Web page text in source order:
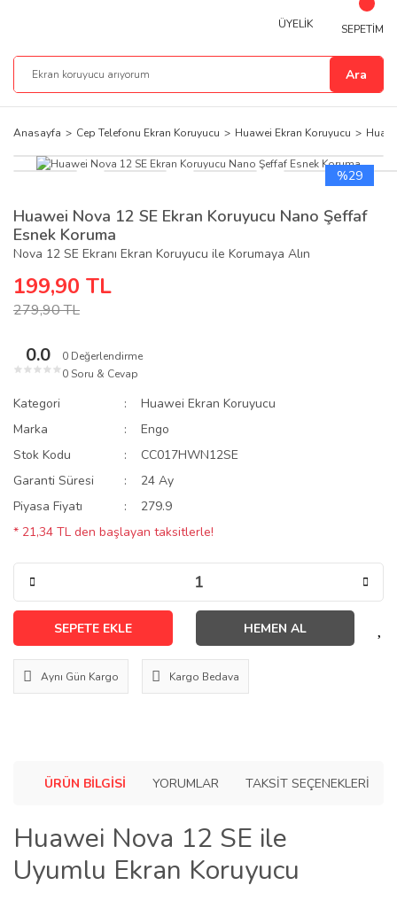
Ara
ÜYELİK SEPETİM
Anasayfa Cep Telefonu Ekran Koruyucu Huawei Ekran Koruyucu
%29
Huawei Nova 12 SE Ekran Koruyucu Nano Şeffaf
Esnek Koruma
Nova 12 SE Ekranı Ekran Koruyucu ile Korumaya Alın
199,90 TL
279,90 TL
0.0
★ ★ ★ ★ ★
0 Değerlendirme
0 Soru & Cevap
Kategori
Huawei Ekran Koruyucu
Marka
Engo
Stok Kodu
CC017HWN12SE
Garanti Süresi
24 Ay
Piyasa Fiyatı
279.9
* 21,34 TL den başlayan taksitlerle!
SEPETE EKLE HEMEN AL
Aynı Gün Kargo Kargo Bedava
ÜRÜN BILGISI YORUMLAR TAKSIT SEÇENEKLERI
Huawei Nova 12 SE ile
Uyumlu Ekran Koruyucu